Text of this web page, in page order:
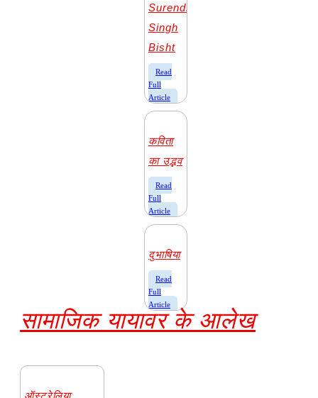
Surendra
Singh
Bisht
​Read
Full
Article
कविता
का उद्भव
​Read
Full
Article
दुभाषिया
​Read
Full
Article
सामाजिक यायावर के आलेख
ऑस्ट्रेलिया